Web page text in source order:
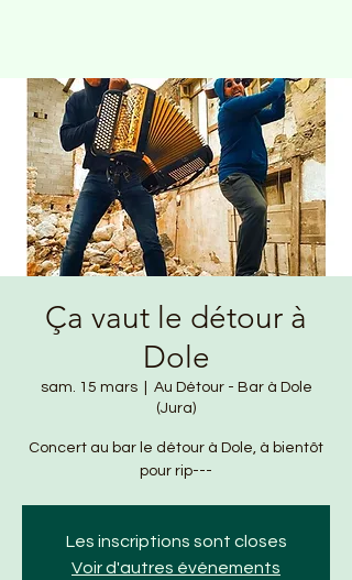
Ça vaut le détour à
Dole
sam. 15 mars
  |
Au Détour - Bar à Dole
(Jura)
Concert au bar le détour à Dole, à bientôt
pour rip---
Les inscriptions sont closes
Voir d'autres événements